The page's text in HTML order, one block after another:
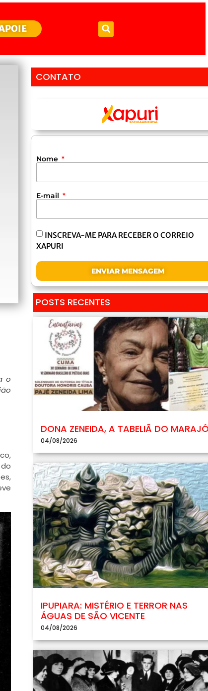
o
CONTATO
Nome
E-mail
INSCREVA-ME PARA RECEBER O CORREIO
XAPURI
ENVIAR MENSAGEM
POSTS RECENTES
DONA ZENEIDA, A TABELIÃ DO
04/08/2026
IPUPIARA: MISTÉRIO E TERROR NAS
ÁGUAS DE SÃO VICENTE
04/08/2026